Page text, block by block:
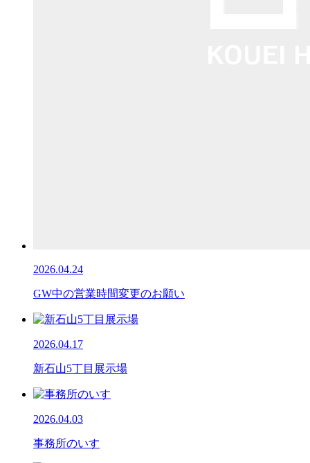
2026.04.24
GW中の営業時間変更のお願い
2026.04.17
新石山5丁目展示場
2026.04.03
事務所のいす